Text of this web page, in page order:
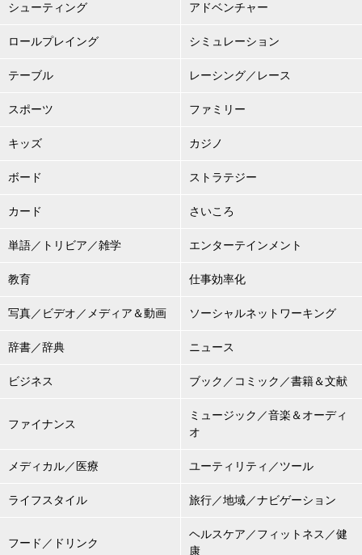
シューティング アドベンチャー
ロールプレイング シミュレーション
テーブル レーシング／レース
スポーツ ファミリー
キッズ カジノ
ボード ストラテジー
カード さいころ
単語／トリビア／雑学 エンターテインメント
教育 仕事効率化
写真／ビデオ／メディア＆動画 ソーシャルネットワーキング
辞書／辞典 ニュース
ビジネス ブック／コミック／書籍＆文献
ファイナンス
ミュージック／音楽＆オーディ
オ
メディカル／医療 ユーティリティ／ツール
ライフスタイル 旅行／地域／ナビゲーション
フード／ドリンク
ヘルスケア／フィットネス／健
康